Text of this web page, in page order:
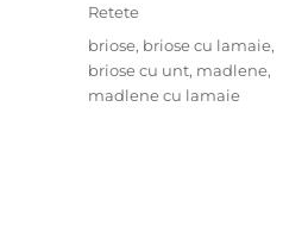
Categories
Retete
Tags
briose, briose cu lamaie,
briose cu unt, madlene,
madlene cu lamaie